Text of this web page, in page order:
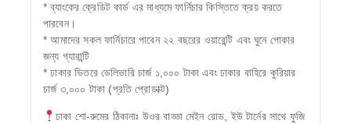
* ব্যাংকের ক্রেডিট কার্ড এর মাধ্যমে ফার্নিচার কিস্তিতে ক্রয় করতে
পারবেন।
* আমাদের সকল ফার্নিচারে পাবেন ২২ বছরের ওয়ারেন্টি এবং ঘুনে পোকার
জন্য গ্যারান্টি
* ঢাকার ভিতরে ডেলিভারি চার্জ ১,০০০ টাকা এবং ঢাকার বাহিরে কুরিয়ার
চার্জ ৩,০০০ টাকা (প্রতি প্রোডাক্ট)
ঢাকা শো-রুমের ঠিকানাঃ উওর বাড্ডা মেইন রোড, ইউ টার্নের সাথে ফুজি